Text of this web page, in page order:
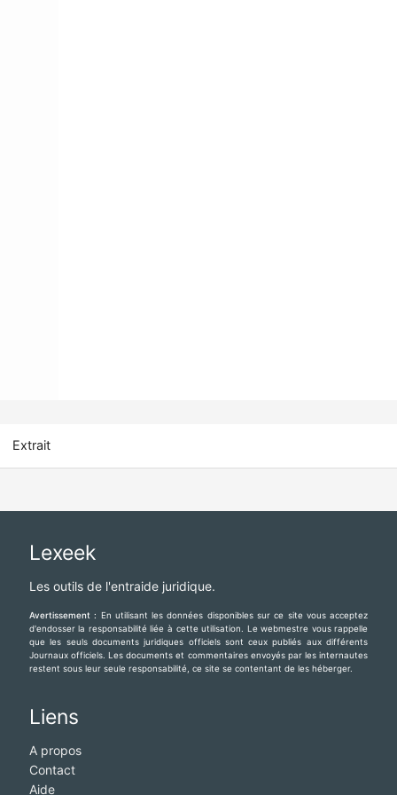
Extrait
Lexeek
Les outils de l'entraide juridique.
Avertissement : En utilisant les données disponibles sur ce site vous acceptez
d'endosser la responsabilité liée à cette utilisation. Le webmestre vous rappelle
que les seuls documents juridiques officiels sont ceux publiés aux différents
Journaux officiels. Les documents et commentaires envoyés par les internautes
restent sous leur seule responsabilité, ce site se contentant de les héberger.
Liens
A propos
Contact
Aide